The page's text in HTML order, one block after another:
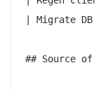
| Migrate
## Source